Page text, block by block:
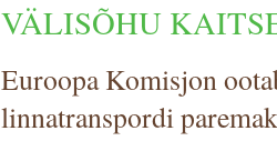
VÄLISÕHU
Euroopa Komisjon
linnatranspordi